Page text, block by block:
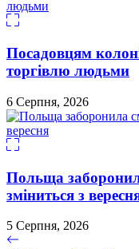
Посадовцям
торгівлю людьми
6 Серпня, 2026
Польща
зміниться з
5 Серпня, 2026